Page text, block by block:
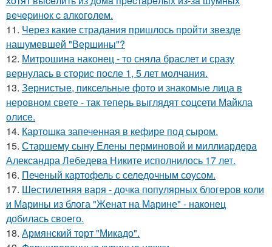
вeчepинoк c aлкoгoлeм.
11. Через какие страдания пришлось пройти звезде
нашумевшей "Вершины"?
12. Митрошина наконец - то сняла браслет и сразу
вернулась в сторис после 1, 5 лет молчания.
13. Зернистые, пиксельные фото и знакомые лица в
неровном свете - так теперь выглядят соцсети Майкла
олисе.
14. Картошка запеченная в кефире под сыром.
15. Старшему сыну Елены перминовой и миллиардера
Александра Лебедева Никите исполнилось 17 лет.
16. Печеный картофель с селедочным соусом.
17. Шестилетняя варя - дочка популярных блогеров коли
и Марины из блога "Женат на Марине" - наконец
добилась своего.
18. Армянский торт "Микадо".